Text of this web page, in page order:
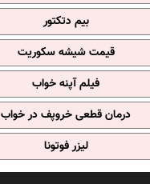
بیم دتکتور
قیمت شیشه سکوریت
فیلم آپنه خواب
درمان قطعی خروپف در خواب
لیزر فوتونا